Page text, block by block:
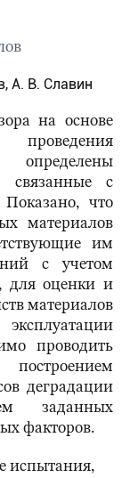
А. В. Славин
на основе
связанные с
что
материалов
им
с учетом
для оценки и
материалов
проводить
деградации
заданных
факторов.
испытания,